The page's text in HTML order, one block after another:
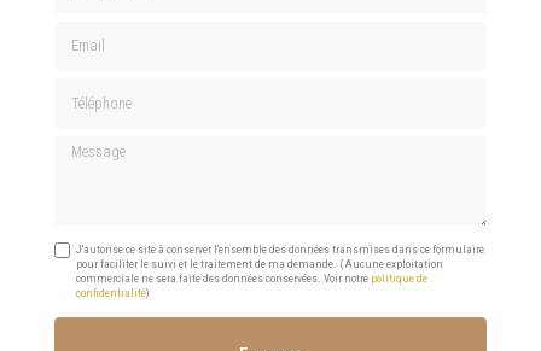
Message
J'autorise ce site à conserver l'ensemble des données transmises dans ce formulaire
pour faciliter le suivi et le traitement de ma demande. (Aucune exploitation
commerciale ne sera faite des données conservées. Voir notre politique de
confidentialité)